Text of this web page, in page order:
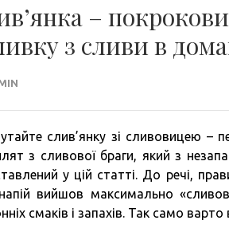
–
з сливи в
слив’янку зі сливовицею –
з сливової браги, який з
у цій статті. До речі,
вийшов максимально
смаків і запахів. Так само